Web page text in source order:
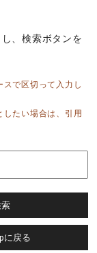
、検索ボタンを
で区切って入力し
たい場合は、引用